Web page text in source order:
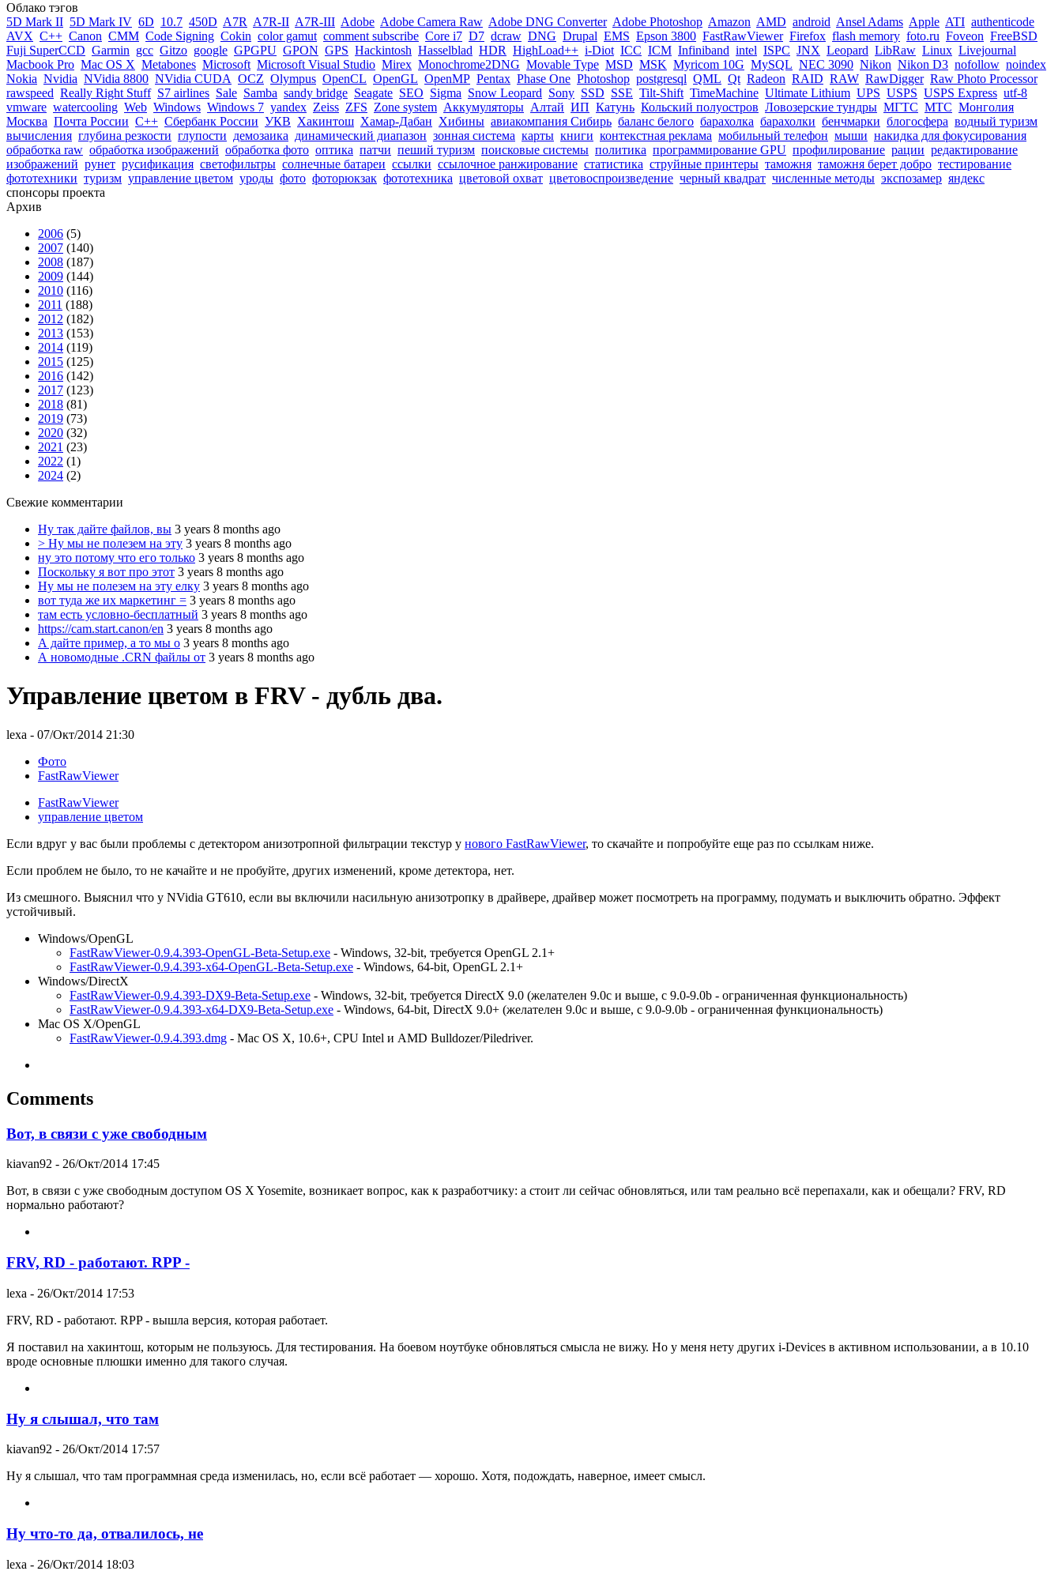
Облако тэгов
5D Mark II 5D Mark IV 6D 10.7 450D A7R A7R-II A7R-III Adobe Adobe Camera Raw Adobe DNG Converter Adobe Photoshop Amazon AMD android Ansel Adams Apple ATI authenticode
AVX C++ Canon CMM Code Signing Cokin color gamut comment subscribe Core i7 D7 dcraw DNG Drupal EMS Epson 3800 FastRawViewer Firefox flash memory foto.ru Foveon FreeBSD
Fuji SuperCCD Garmin gcc Gitzo google GPGPU GPON GPS Hackintosh Hasselblad HDR HighLoad++ i-Diot ICC ICM Infiniband intel ISPC JNX Leopard LibRaw Linux Livejournal
Macbook Pro Mac OS X Metabones Microsoft Microsoft Visual Studio Mirex Monochrome2DNG Movable Type MSD MSK Myricom 10G MySQL NEC 3090 Nikon Nikon D3 nofollow noindex
Nokia Nvidia NVidia 8800 NVidia CUDA OCZ Olympus OpenCL OpenGL OpenMP Pentax Phase One Photoshop postgresql QML Qt Radeon RAID RAW RawDigger Raw Photo Processor
rawspeed Really Right Stuff S7 airlines Sale Samba sandy bridge Seagate SEO Sigma Snow Leopard Sony SSD SSE Tilt-Shift TimeMachine Ultimate Lithium UPS USPS USPS Express utf-8
vmware watercooling Web Windows Windows 7 yandex Zeiss ZFS Zone system Аккумуляторы Алтай ИП Катунь Кольский полуостров Ловозерские тундры МГТС МТС Монголия
Москва Почта России С++ Сбербанк России УКВ Хакинтош Хамар-Дабан Хибины авиакомпания Сибирь баланс белого барахолка барахолки бенчмарки блогосфера водный туризм
вычисления глубина резкости глупости демозаика динамический диапазон зонная система карты книги контекстная реклама мобильный телефон мыши накидка для фокусирования
обработка raw обработка изображений обработка фото оптика патчи пеший туризм поисковые системы политика программирование GPU профилирование рации редактирование
изображений рунет русификация светофильтры солнечные батареи ссылки ссылочное ранжирование статистика струйные принтеры таможня таможня берет добро тестирование
фототехники туризм управление цветом уроды фото фоторюкзак фототехника цветовой охват цветовоспроизведение черный квадрат численные методы экспозамер яндекс
спонсоры проекта
Архив
2006 (5)
2007 (140)
2008 (187)
2009 (144)
2010 (116)
2011 (188)
2012 (182)
2013 (153)
2014 (119)
2015 (125)
2016 (142)
2017 (123)
2018 (81)
2019 (73)
2020 (32)
2021 (23)
2022 (1)
2024 (2)
Свежие комментарии
Ну так дайте файлов, вы 3 years 8 months ago
> Ну мы не полезем на эту 3 years 8 months ago
ну это потому что его только 3 years 8 months ago
Поскольку я вот про этот 3 years 8 months ago
Ну мы не полезем на эту елку 3 years 8 months ago
вот туда же их маркетинг = 3 years 8 months ago
там есть условно-бесплатный 3 years 8 months ago
https://cam.start.canon/en 3 years 8 months ago
А дайте пример, а то мы о 3 years 8 months ago
А новомодные .CRN файлы от 3 years 8 months ago
Управление цветом в FRV - дубль два.
lexa - 07/Окт/2014 21:30
Фото
FastRawViewer
FastRawViewer
управление цветом
Если вдруг у вас были проблемы с детектором анизотропной фильтрации текстур у нового FastRawViewer, то скачайте и попробуйте еще раз по ссылкам ниже.
Если проблем не было, то не качайте и не пробуйте, других изменений, кроме детектора, нет.
Из смешного. Выяснил что у NVidia GT610, если вы включили насильную анизотропку в драйвере, драйвер может посмотреть на программу, подумать и выключить обратно. Эффект
устойчивый.
Windows/OpenGL
FastRawViewer-0.9.4.393-OpenGL-Beta-Setup.exe - Windows, 32-bit, требуется OpenGL 2.1+
FastRawViewer-0.9.4.393-x64-OpenGL-Beta-Setup.exe - Windows, 64-bit, OpenGL 2.1+
Windows/DirectX
FastRawViewer-0.9.4.393-DX9-Beta-Setup.exe - Windows, 32-bit, требуется DirectX 9.0 (желателен 9.0c и выше, с 9.0-9.0b - ограниченная функциональность)
FastRawViewer-0.9.4.393-x64-DX9-Beta-Setup.exe - Windows, 64-bit, DirectX 9.0+ (желателен 9.0c и выше, с 9.0-9.0b - ограниченная функциональность)
Mac OS X/OpenGL
FastRawViewer-0.9.4.393.dmg - Mac OS X, 10.6+, CPU Intel и AMD Bulldozer/Piledriver.
Comments
Вот, в связи с уже свободным
kiavan92 - 26/Окт/2014 17:45
Вот, в связи с уже свободным доступом OS X Yosemite, возникает вопрос, как к разработчику: а стоит ли сейчас обновляться, или там реально всё перепахали, как и обещали? FRV, RD
нормально работают?
FRV, RD - работают. RPP -
lexa - 26/Окт/2014 17:53
FRV, RD - работают. RPP - вышла версия, которая работает.
Я поставил на хакинтош, которым не пользуюсь. Для тестирования. На боевом ноутбуке обновляться смысла не вижу. Но у меня нету других i-Devices в активном использовании, а в 10.10
вроде основные плюшки именно для такого случая.
Ну я слышал, что там
kiavan92 - 26/Окт/2014 17:57
Ну я слышал, что там программная среда изменилась, но, если всё работает — хорошо. Хотя, подождать, наверное, имеет смысл.
Ну что-то да, отвалилось, не
lexa - 26/Окт/2014 18:03